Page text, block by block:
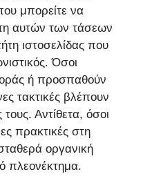
μπορείτε να
αυτών των τάσεων
ιστοσελίδας που
Όσοι
ή προσπαθούν
τακτικές βλέπουν
Αντίθετα, όσοι
πρακτικές στη
οργανική
πλεονέκτημα.